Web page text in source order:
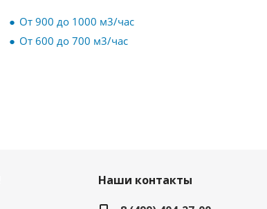
От 900 до 1000 м3/час
От 600 до 700 м3/час
Наши контакты